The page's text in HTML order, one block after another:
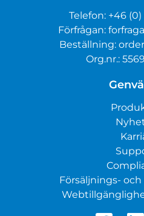
Telefon: +46
Förfrågan:
Beställning:
Org.nr.:
Försäljnings-